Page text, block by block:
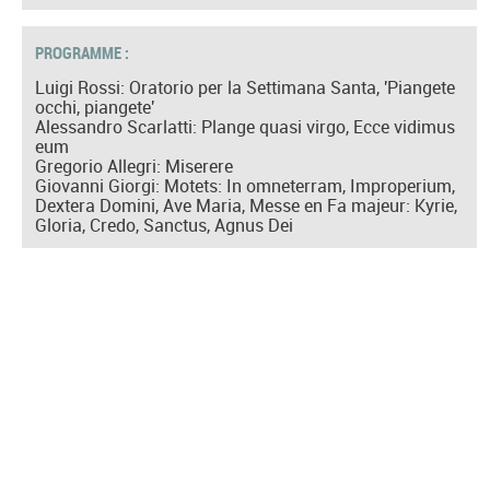
PROGRAMME :
Luigi Rossi: Oratorio per la Settimana Santa, 'Piangete
occhi, piangete'
Alessandro Scarlatti: Plange quasi virgo, Ecce vidimus
eum
Gregorio Allegri: Miserere
Giovanni Giorgi: Motets: In omneterram, Improperium,
Dextera Domini, Ave Maria, Messe en Fa majeur: Kyrie,
Gloria, Credo, Sanctus, Agnus Dei